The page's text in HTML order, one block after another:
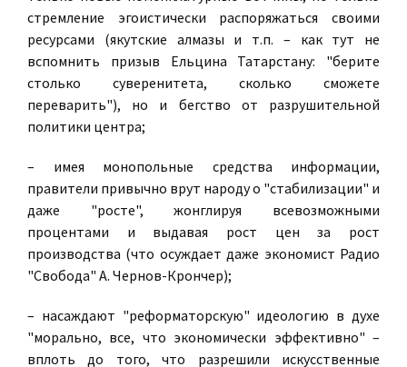
стремление эгоистически распоряжаться своими
ресурсами (якутские алмазы и т.п. – как тут не
вспомнить призыв Ельцина Татарстану: "берите
столько суверенитета, сколько сможете
переварить"), но и бегство от разрушительной
политики центра;
– имея монопольные средства информации,
правители привычно врут народу о "стабилизации" и
даже "росте", жонглируя всевозможными
процентами и выдавая рост цен за рост
производства (что осуждает даже экономист Радио
"Свобода" А. Чернов-Крончер);
– насаждают "реформаторскую" идеологию в духе
"морально, все, что экономически эффективно" –
вплоть до того, что разрешили искусственные